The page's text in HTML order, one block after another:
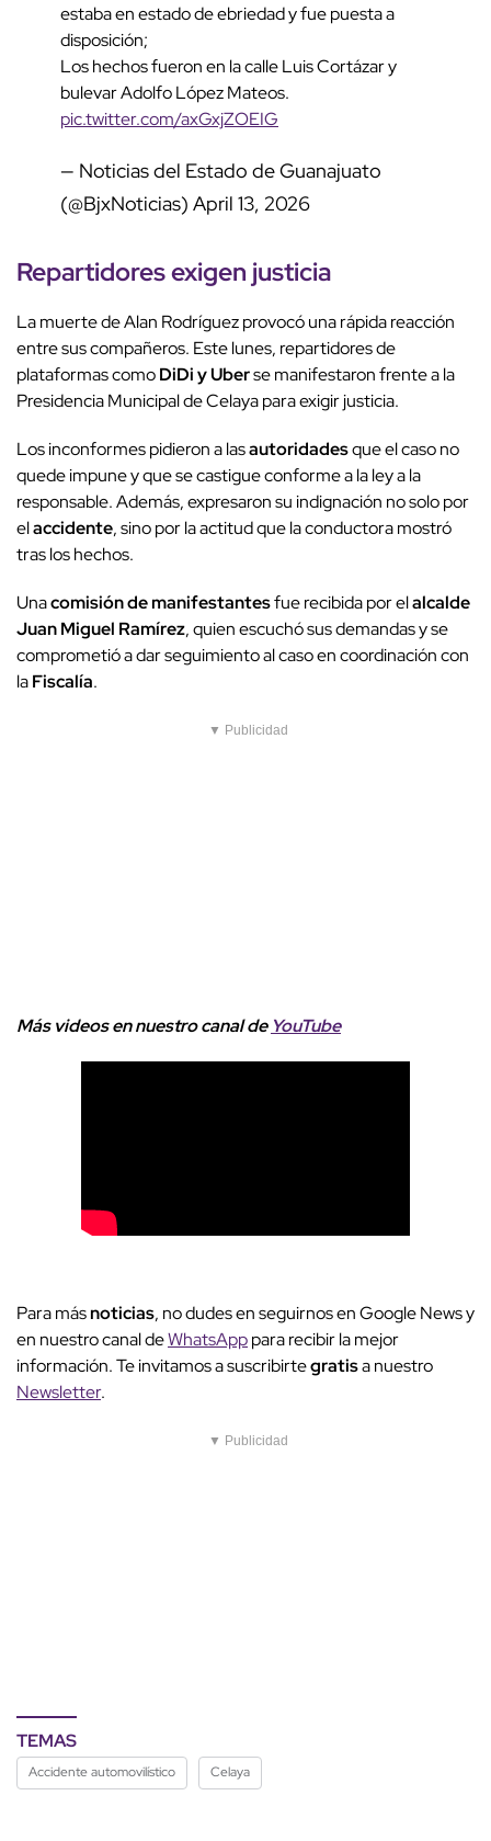
estaba en estado de ebriedad y fue puesta a
disposición;
Los hechos fueron en la calle Luis Cortázar y
bulevar Adolfo López Mateos.
pic.twitter.com/axGxjZOEIG
— Noticias del Estado de Guanajuato
(@BjxNoticias) April 13, 2026
Repartidores exigen justicia
La muerte de Alan Rodríguez provocó una rápida reacción
entre sus compañeros. Este lunes, repartidores de
plataformas comoDiDi y Uberse manifestaron frente a la
Presidencia Municipal de Celaya para exigir justicia.
Los inconformes pidieron a lasautoridadesque el caso no
quede impune y que se castigue conforme a la ley a la
responsable. Además, expresaron su indignación no solo por
elaccidente, sino por la actitud que la conductora mostró
tras los hechos.
Unacomisión de manifestantesfue recibida por elalcalde
Juan Miguel Ramírez, quien escuchó sus demandas y se
comprometió a dar seguimiento al caso en coordinación con
laFiscalía.
▼ Publicidad
Más videosen nuestro canal de YouTube
Para másnoticias, no dudes en seguirnos en Google News y
en nuestro canal deWhatsApppara recibir la mejor
información. Te invitamos a suscribirtegratisa nuestro
Newsletter.
▼ Publicidad
TEMAS
Accidente automovilístico Celaya